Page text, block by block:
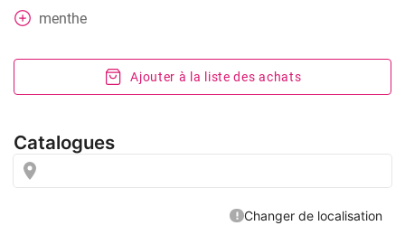
menthe
Ajouter à la liste des achats